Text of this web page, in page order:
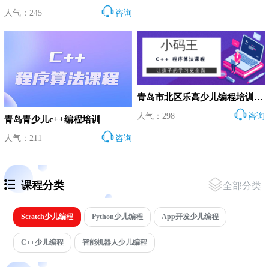
人气：245 咨询
青岛青少儿c++编程培训
人气：211 咨询
青岛市北区乐高少儿编程培训要多少钱
人气：298 咨询
课程分类 全部分类
Scratch少儿编程 Python少儿编程 App开发少儿编程
C++少儿编程 智能机器人少儿编程